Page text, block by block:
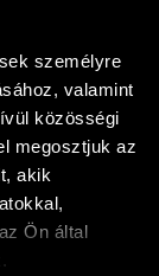
személyre
valamint
közösségi
megosztjuk az
akik
Ön által